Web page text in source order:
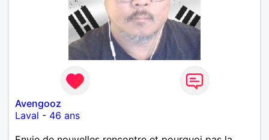
conversation. Quelqu’un avec qui rire, partager,
construire une vraie complicité et voir où une belle
rencontre peut nous mener.
Avengooz
Laval - 46 ans